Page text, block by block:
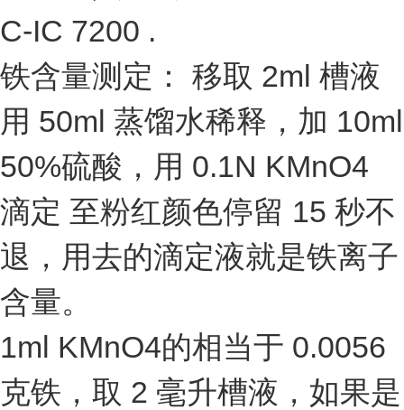
C-IC 7200 .
铁含量测定： 移取 2ml 槽液
用 50ml 蒸馏水稀释，加 10ml
50%硫酸，用 0.1N KMnO4
滴定 至粉红颜色停留 15 秒不
退，用去的滴定液就是铁离子
含量。
1ml KMnO4的相当于 0.0056
克铁，取 2 毫升槽液，如果是